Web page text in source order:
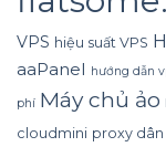
VPS hiệu suất VPS
aaPanel hướng dẫn
phí Máy chủ ảo
cloudmini proxy